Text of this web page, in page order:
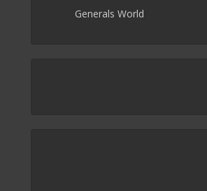
Generals World